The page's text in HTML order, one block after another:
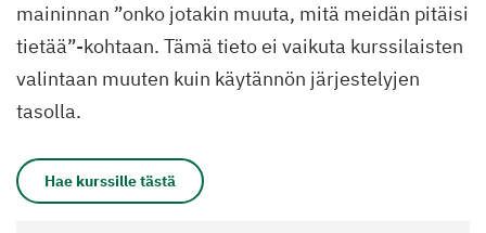
maininnan ”onko jotakin muuta, mitä meidän pitäisi
tietää”-kohtaan. Tämä tieto ei vaikuta kurssilaisten
valintaan muuten kuin käytännön järjestelyjen
tasolla.
Hae kurssille tästä